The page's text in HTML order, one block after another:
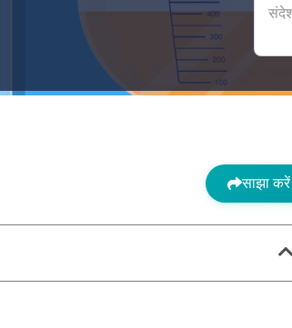
साझा करें